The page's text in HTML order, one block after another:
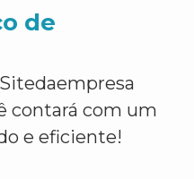
de
contará com um
e eficiente!